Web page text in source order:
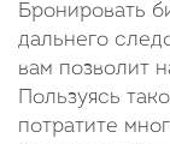
Бронировать
дальнего
вам позволит
Пользуясь
потратите